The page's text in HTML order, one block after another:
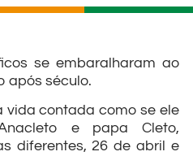
se embaralharam ao
após século.
vida contada como se ele
e papa Cleto,
diferentes, 26 de abril e